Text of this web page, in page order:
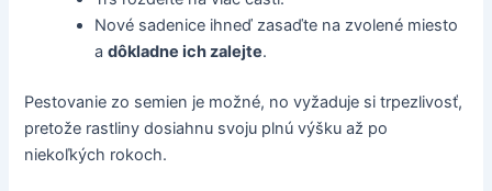
Nové sadenice ihneď zasaďte na zvolené miesto
adôkladne ich zalejte.
Pestovanie zo semien je možné, no vyžaduje si trpezlivosť,
pretože rastliny dosiahnu svoju plnú výšku až po
niekoľkých rokoch.